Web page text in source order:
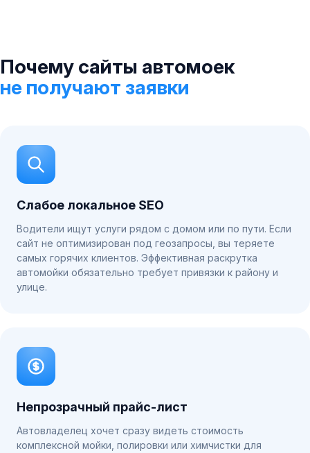
Почему сайты автомоек
не получают заявки
Слабое локальное SEO
Водители ищут услуги рядом с домом или по пути. Если
сайт не оптимизирован под геозапросы, вы теряете
самых горячих клиентов. Эффективная раскрутка
автомойки обязательно требует привязки к району и
улице.
Непрозрачный прайс-лист
Автовладелец хочет сразу видеть стоимость
комплексной мойки, полировки или химчистки для